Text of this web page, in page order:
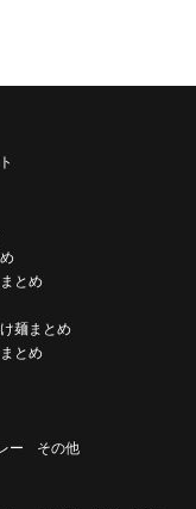
とめ
麺まとめ
とめ
ー その他